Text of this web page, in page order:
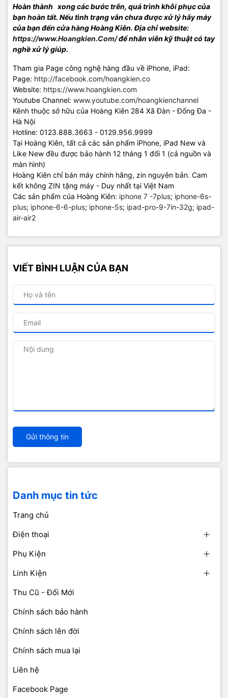
Hoàn thành xong các bước trên, quá trình khôi phục của
bạn hoàn tất. Nếu tình trạng vẫn chưa được xử lý hãy máy
của bạn đến cửa hàng Hoàng Kiên. Địa chỉ website:
https://www.Hoangkien.Com/để nhân viên kỹ thuật có tay
nghề xử lýgiúp.
Tham gia Page công nghệ hàng đầu về iPhone, iPad:
Page: http://facebook.com/hoangkien.co
Website: https://www.hoangkien.com
Youtube Channel: www.youtube.com/hoangkienchannel
Kênh thuộc sở hữu của Hoàng Kiên 284 Xã Đàn - Đống Đa -
Hà Nội
Hotline: 0123.888.3663 - 0129.956.9999
Tại Hoàng Kiên, tất cả các sản phẩm iPhone, iPad New và
Like New đều được bảo hành 12 tháng 1 đổi 1 (cả nguồn và
màn hình)
Hoàng Kiên chỉ bán máy chính hãng, zin nguyên bản. Cam
kết không ZIN tặng máy - Duy nhất tại Việt Nam
Các sản phẩm của Hoàng Kiên: iphone 7 -7plus; iphone-6s-
plus; iphone-6-6-plus; iphone-5s; ipad-pro-9-7in-32g; ipad-
air-air2
VIẾT BÌNH LUẬN CỦA BẠN
Gửi thông tin
Danh mục tin tức
Trang chủ
Điện thoại
Phụ Kiện
Linh Kiện
Thu Cũ - Đổi Mới
Chính sách bảo hành
Chính sách lên đời
Chính sách mua lại
Liên hệ
Facebook Page